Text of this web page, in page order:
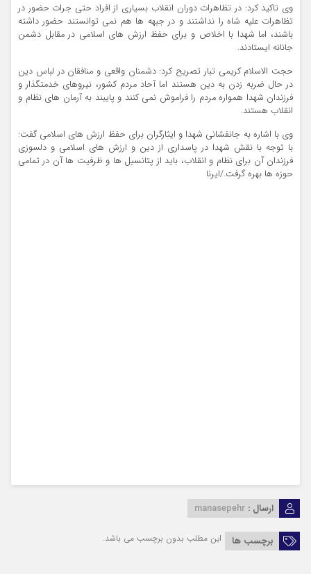
وی تاکید کرد: در تظاهرات دوران انقلاب بسیاری از افراد حتی جرات حضور در
تظاهرات علیه شاه را نداشتند و در جبهه ها هم نمی توانستند حضور داشته
باشند، اما شهدا با اخلاص و برای حفظ ارزش های اسلامی در مقابل دشمن
جانانه ایستادند.
حجت الاسلام کریمی تبار تصریح کرد: دشمنان واقعی و منافقان در لباس دین
در حال ضربه زدن به دین هستند اما آحاد مردم کشور، نیروهای خدمتگذار و
فرزندان شهدا همواره مردم را فراموش نمی کنند و پایبند به آرمان های نظام و
انقلاب هستند.
وی با اشاره به جانفشانی شهدا و ایثارگران برای حفظ ارزش های اسلامی گفت:
با توجه با نقش شهدا در پاسداری از دین و ارزش های اسلامی و دلسوزی
فرزندان آن برای نظام و انقلاب، باید از پتانسیل ها و ظرفیت ها آن در تمامی
حوزه ها بهره گرفت‌./ایرنا
ارسال : manasepehr
برچسب ها این مطلب بدون برچسب می باشد.